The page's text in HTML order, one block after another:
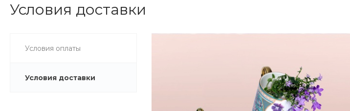
Условия доставки
Условия оплаты
Условия доставки